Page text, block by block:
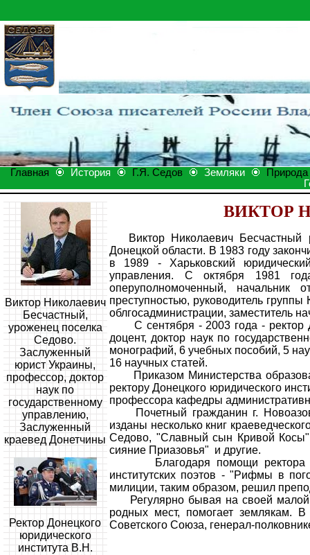
Главная История Г.Я. Седов Земляки
Природа
Виктор Николаевич
Бесчастный,
уроженец поселка
Седово.
Заслуженный
юрист Украины,
профессор, доктор
наук по
государственному
управлению,
Заслуженный
краевед Донетчины
Ректор Донецкого
юридического
института В.Н.
ВИКТОР
Виктор Николаевич Бесчастный
Донецкой области. В 1983 году
в 1989 - Харьковский
управления. С октября 1981
оперуполномоченный, начальник
преступностью, руководитель
облгосадминистрации, заместитель
С сентября - 2003 года - ректор
доцент, доктор наук по
монографий, 6 учебных пособий, 5
16 научных статей.
Приказом Министерства
ректору Донецкого юридического
профессора кафедры
Почетный гражданин г.
изданы несколько книг
Седово, "Славный сын Кривой
сияние Приазовья" и другие.
Благодаря помощи ректора
институтских поэтов - "Рифмы в
милиции, таким образом, решил
Регулярно бывая на своей малой
родных мест, помогает землякам.
Советского Союза, генерал-